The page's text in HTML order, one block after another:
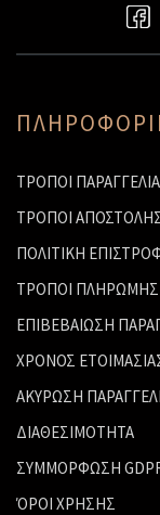
ΤΡΟΠΟΙ
ΤΡΟΠΟΙ
ΠΟΛΙΤΙΚΗ
ΤΡΟΠΟΙ ΠΛΗΡΩΜΗΣ
ΕΠΙΒΕΒΑΙΩΣΗ
ΧΡΟΝΟΣ
ΑΚΥΡΩΣΗ
ΔΙΑΘΕΣΙΜΟΤΗΤΑ
ΣΥΜΜΟΡΦΩΣΗ
ΌΡΟΙ ΧΡΗΣΗΣ